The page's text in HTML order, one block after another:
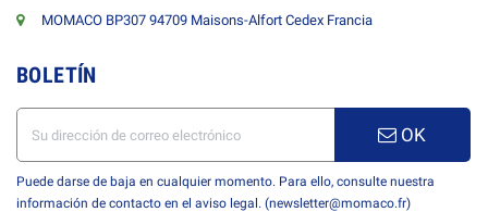
MOMACO BP307 94709 Maisons-Alfort Cedex Francia
BOLETÍN
OK
Puede darse de baja en cualquier momento. Para ello, consulte nuestra
información de contacto en el aviso legal. (newsletter@momaco.fr)